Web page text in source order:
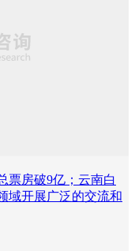
票房破9亿；云南白
域开展广泛的交流和